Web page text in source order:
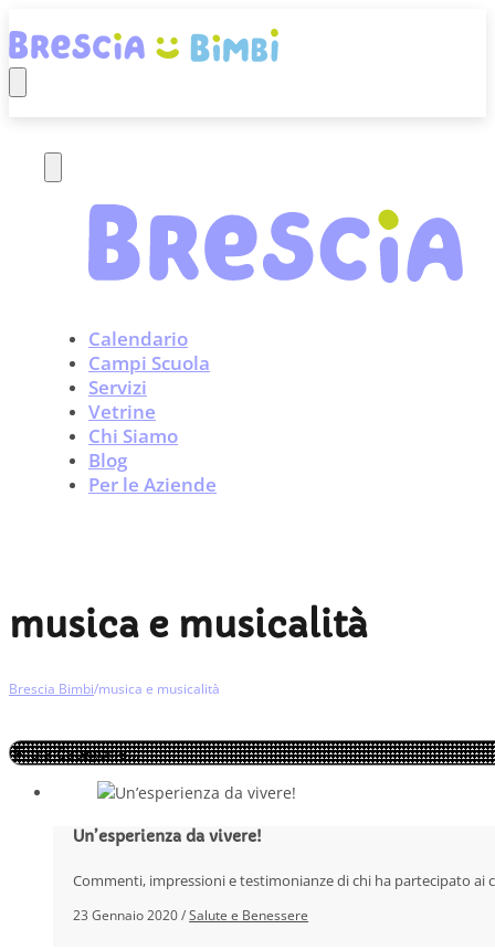
Calendario
Campi Scuola
Servizi
Vetrine
Chi Siamo
Blog
Per le Aziende
musica e musicalità
Brescia Bimbi/musica e musicalità
Un’esperienza da vivere!
Commenti, impressioni e testimonianze di chi ha partecipato ai
23 Gennaio 2020 /Salute e Benessere